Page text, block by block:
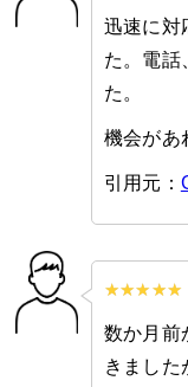
迅速に対
た。電話
た。
機会があ
引用元：
数か月前
きました